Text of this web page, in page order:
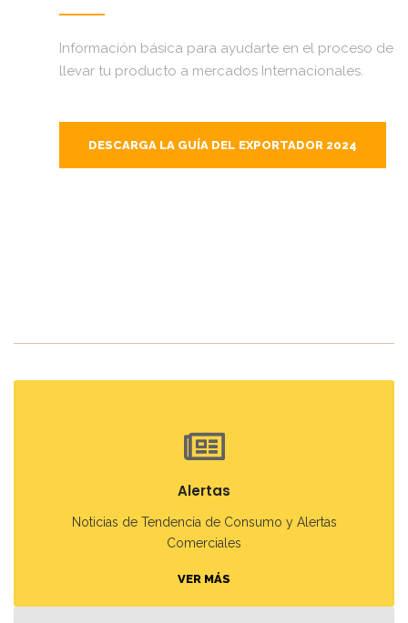
Información básica para ayudarte en el proceso de
llevar tu producto a mercados Internacionales.
DESCARGA LA GUÍA DEL EXPORTADOR 2024
Alertas
Noticias de Tendencia de Consumo y Alertas
Comerciales
VER MÁS